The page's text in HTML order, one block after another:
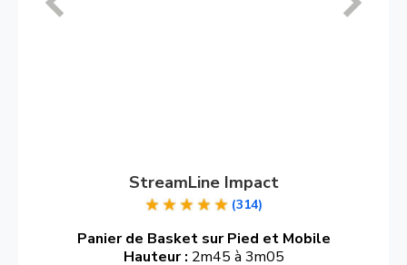
StreamLine Impact
(314)
Panier de Basket sur Pied et Mobile
Hauteur : 2m45 à 3m05